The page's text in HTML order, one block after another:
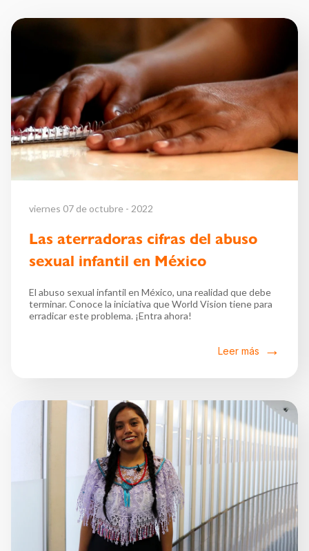
viernes 07 de octubre - 2022
Las aterradoras cifras del abuso
sexual infantil en México
El abuso sexual infantil en México, una realidad que debe
terminar. Conoce la iniciativa que World Vision tiene para
erradicar este problema. ¡Entra ahora!
Leer más